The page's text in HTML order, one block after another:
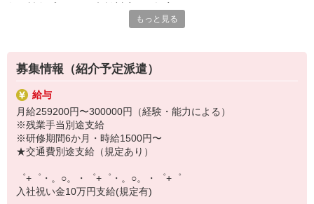
【選べるお仕事いろいろ】
事務、経理、データ入力、コールセンター、受付
▼工場・製造・軽作業系
機械/食品製造・梱包・仕分け・加工・組立・検査
▼美容系
眉毛サロンのアイブロウ・ネイリスト・エステ
▼営業・販売
法人営業・アパレル販売・個別指導塾・人材紹介
▼人気案件も多数♪
短期・期間限定・オープニング・官公庁案件
上場/優良/大手企業など
【スマホ面接実施中】
満足度◎
■携帯やインターネット販売業務
docomo(ドコモ)/au(エーユー)・KDDI/softbank(ソフトバンク)など
の大手キャリアから
ワイモバイル(Y!mobille)、楽天モバイル、UQなど格安スマホまで幅
広く紹介可能♪
人気のApple（アップル）店舗もございます！
もっと見る
募集情報（紹介予定派遣）
給与
月給259200円〜300000円（経験・能力による）
※残業手当別途支給
※研修期間6か月・時給1500円〜
★交通費別途支給（規定あり）
゜+゜・。○。・゜+゜・。○。・゜+゜
入社祝い金10万円支給(規定有)